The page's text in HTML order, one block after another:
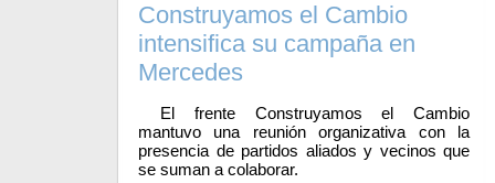
Construyamos el Cambio
intensifica su campaña en
Mercedes
El frente Construyamos el Cambio
mantuvo una reunión organizativa con la
presencia de partidos aliados y vecinos que
se suman a colaborar.